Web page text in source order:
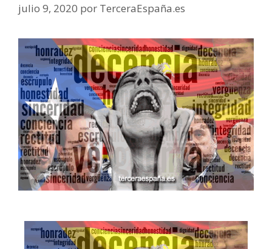
julio 9, 2020 por TerceraEspaña.es